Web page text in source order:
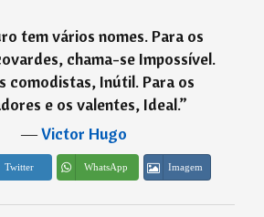
tem vários nomes. Para os
chama-se Impossível.
comodistas, Inútil. Para os
e os valentes, Ideal.”
―Victor Hugo
Twitter WhatsApp Imagem